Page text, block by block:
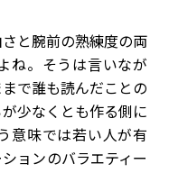
と腕前の熟練度の両
ね。そうは言いなが
で誰も読んだことの
少なくとも作る側に
意味では若い人が有
ョンのバラエティー